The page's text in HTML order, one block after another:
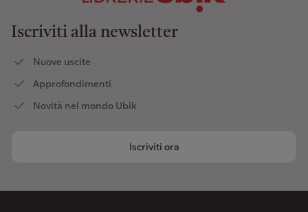
Iscriviti alla newsletter
Nuove uscite
Approfondimenti
Novità nel mondo Ubik
Iscriviti ora